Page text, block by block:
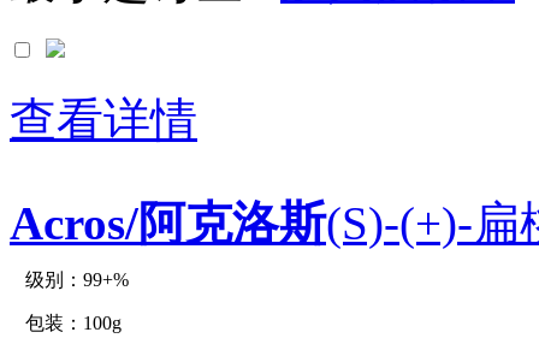
*4x1pint
*4x210g
*4x250g
*4x25g
*4x4L
*4x500ml
*4x940ml
查看详情
Acros/阿克洛斯(S)-(+)-扁
原厂型号：C12530-100g
级别：99+%
包装：100g